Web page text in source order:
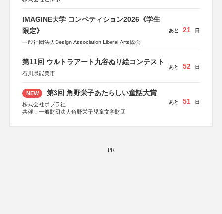
IMAGINE大学 コンペティション2026《学生
限定》
一般社団法人Design Association Liberal Arts協会
あと 21 日
第11回 ウルトラアート九谷ぬり絵コンテスト
石川県能美市
あと 52 日
NEW 第3回 角野栄子あたらしい童話大賞
株式会社ポプラ社
共催：一般財団法人角野栄子児童文学財団
あと 51 日
PR